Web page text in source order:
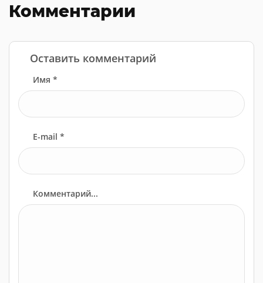
Комментарии
Оставить комментарий
Имя *
E-mail *
Комментарий...